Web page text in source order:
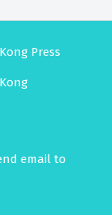
Press
email to